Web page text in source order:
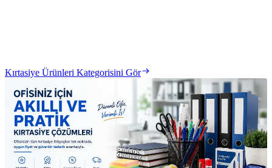
Kırtasiye Ürünleri Kategorisini Gör